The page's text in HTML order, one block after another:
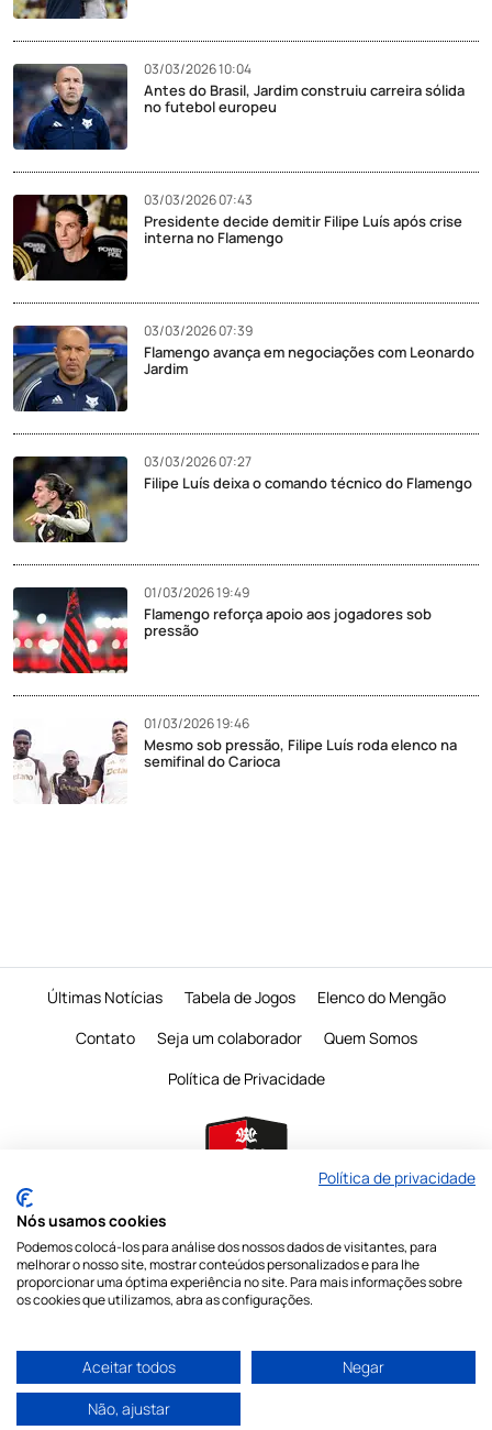
03/03/2026 10:04
Antes do Brasil, Jardim construiu carreira sólida
no futebol europeu
03/03/2026 07:43
Presidente decide demitir Filipe Luís após crise
interna no Flamengo
03/03/2026 07:39
Flamengo avança em negociações com Leonardo
Jardim
03/03/2026 07:27
Filipe Luís deixa o comando técnico do Flamengo
01/03/2026 19:49
Flamengo reforça apoio aos jogadores sob
pressão
01/03/2026 19:46
Mesmo sob pressão, Filipe Luís roda elenco na
semifinal do Carioca
Últimas Notícias Tabela de Jogos
Elenco do Mengão
Contato
Seja um colaborador
Quem Somos
Política de Privacidade
É proibido a reprodução do conteudo desta página em qualquer meio de
comunicação,eletronico ou impresso, sem autorização escrita do Mengo
Mania
Política de privacidade
Nós usamos cookies
Podemos colocá-los para análise dos nossos dados de visitantes, para
melhorar o nosso site, mostrar conteúdos personalizados e para lhe
proporcionar uma óptima experiência no site. Para mais informações sobre
os cookies que utilizamos, abra as configurações.
Aceitar todos
Negar
Não, ajustar